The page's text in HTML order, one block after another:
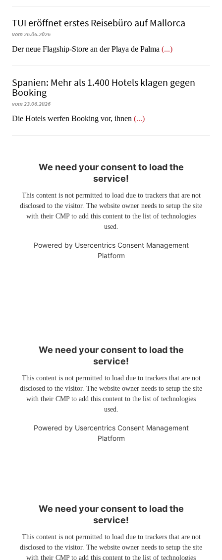
TUI eröffnet erstes Reisebüro auf Mallorca
vom 26.06.2026
Der neue Flagship-Store an der Playa de Palma (...)
Spanien: Mehr als 1.400 Hotels klagen gegen
Booking
vom 23.06.2026
​​​​​​​Die Hotels werfen Booking vor, ihnen (...)
We need your consent to load the
service!
This content is not permitted to load due to trackers that are not
disclosed to the visitor. The website owner needs to setup the site
with their CMP to add this content to the list of technologies
used.
Powered by Usercentrics Consent Management
Platform
We need your consent to load the
service!
This content is not permitted to load due to trackers that are not
disclosed to the visitor. The website owner needs to setup the site
with their CMP to add this content to the list of technologies
used.
Powered by Usercentrics Consent Management
Platform
We need your consent to load the
service!
This content is not permitted to load due to trackers that are not
disclosed to the visitor. The website owner needs to setup the site
with their CMP to add this content to the list of technologies